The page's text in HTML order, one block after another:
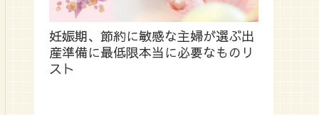
妊娠期、節約に敏感な主婦が選ぶ出
産準備に最低限本当に必要なものリ
スト